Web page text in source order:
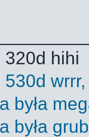
320d hihi
530d
była
była